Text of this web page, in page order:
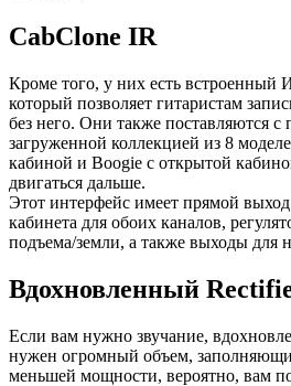
CabClone IR
Кроме того, у них есть встроенный
который позволяет гитаристам
без него. Они также поставляются с
загруженной коллекцией из 8
кабиной и Boogie с открытой
двигаться дальше.
Этот интерфейс имеет прямой
кабинета для обоих каналов,
подъема/земли, а также выходы для
Вдохновленный
Если вам нужно звучание,
нужен огромный объем,
меньшей мощности, вероятно, вам